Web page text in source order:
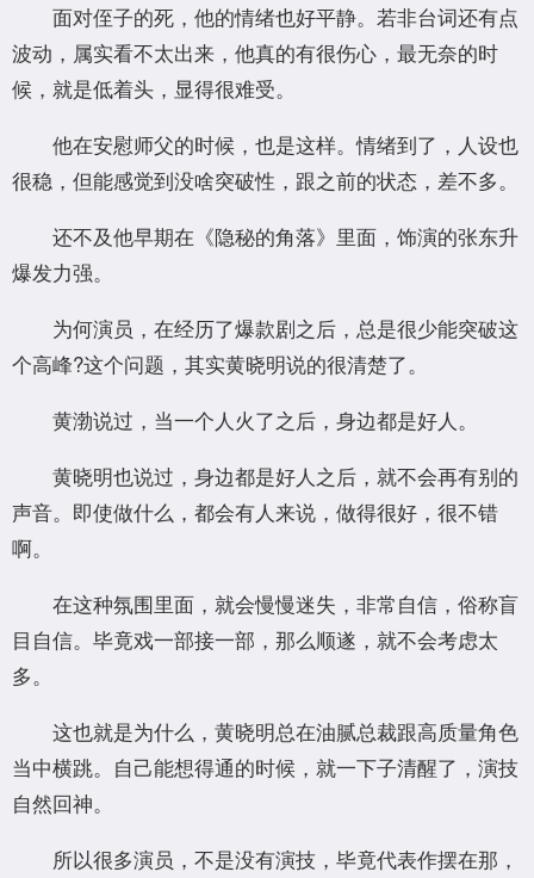
面对侄子的死，他的情绪也好平静。若非台词还有点
波动，属实看不太出来，他真的有很伤心，最无奈的时
候，就是低着头，显得很难受。
他在安慰师父的时候，也是这样。情绪到了，人设也
很稳，但能感觉到没啥突破性，跟之前的状态，差不多。
还不及他早期在《隐秘的角落》里面，饰演的张东升
爆发力强。
为何演员，在经历了爆款剧之后，总是很少能突破这
个高峰?这个问题，其实黄晓明说的很清楚了。
黄渤说过，当一个人火了之后，身边都是好人。
黄晓明也说过，身边都是好人之后，就不会再有别的
声音。即使做什么，都会有人来说，做得很好，很不错
啊。
在这种氛围里面，就会慢慢迷失，非常自信，俗称盲
目自信。毕竟戏一部接一部，那么顺遂，就不会考虑太
多。
这也就是为什么，黄晓明总在油腻总裁跟高质量角色
当中横跳。自己能想得通的时候，就一下子清醒了，演技
自然回神。
所以很多演员，不是没有演技，毕竟代表作摆在那，